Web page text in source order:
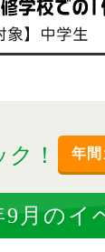
！ 年間
9月のイ